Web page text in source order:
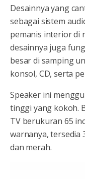
Desainnya yang
sebagai sistem
pemanis interior di
desainnya juga
besar di samping
konsol, CD, serta
Speaker ini
tinggi yang kokoh.
TV berukuran 65
warnanya, tersedia
dan merah.